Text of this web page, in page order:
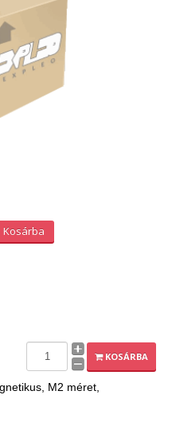
Kosárba
KOSÁRBA
M2 méret,